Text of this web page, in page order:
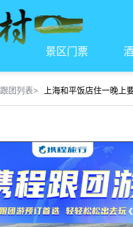
景区门票
跟团列表> 上海和平饭店住一晚上